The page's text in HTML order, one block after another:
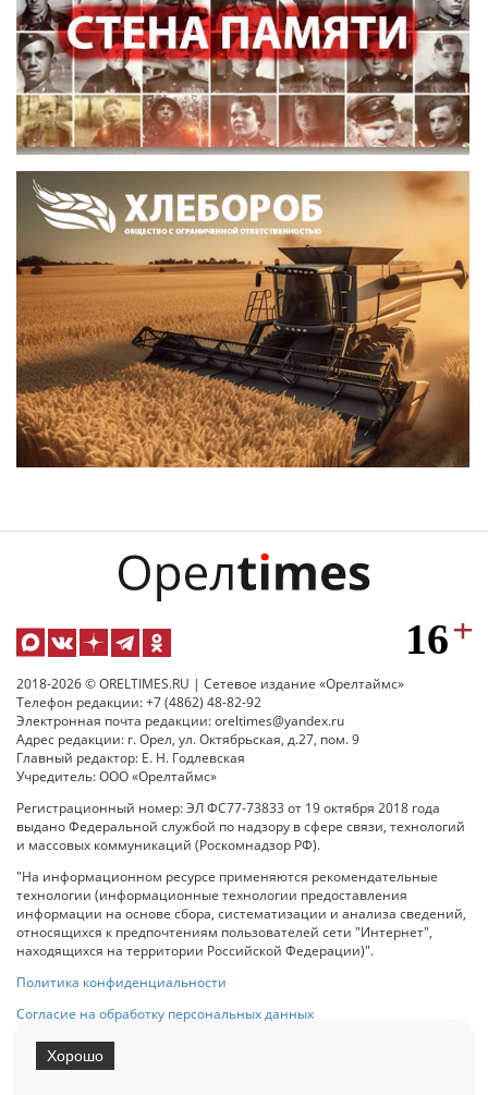
2018-2026 © ORELTIMES.RU | Сетевое издание «Орелтаймс»
Телефон редакции: +7 (4862) 48-82-92
Электронная почта редакции: oreltimes@yandex.ru
Адрес редакции: г. Орел, ул. Октябрьская, д.27, пом. 9
Главный редактор: Е. Н. Годлевская
Учредитель: ООО «Орелтаймс»
Регистрационный номер: ЭЛ ФС77-73833 от 19 октября 2018 года
выдано Федеральной службой по надзору в сфере связи, технологий
и массовых коммуникаций (Роскомнадзор РФ).
"На информационном ресурсе применяются рекомендательные
технологии (информационные технологии предоставления
информации на основе сбора, систематизации и анализа сведений,
относящихся к предпочтениям пользователей сети "Интернет",
находящихся на территории Российской Федерации)".
Политика конфиденциальности
Согласие на обработку персональных данных
Хорошо